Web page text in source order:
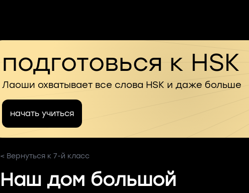
подготовься к HSK
Лаоши охватывает все слова HSK и даже больше
начать учиться
< Вернуться к 7-й класс
Наш дом большой